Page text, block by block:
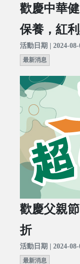
歡慶中華
保養，紅
活動日期 | 2024-08-
最新消息
歡慶父親
折
活動日期 | 2024-
最新消息